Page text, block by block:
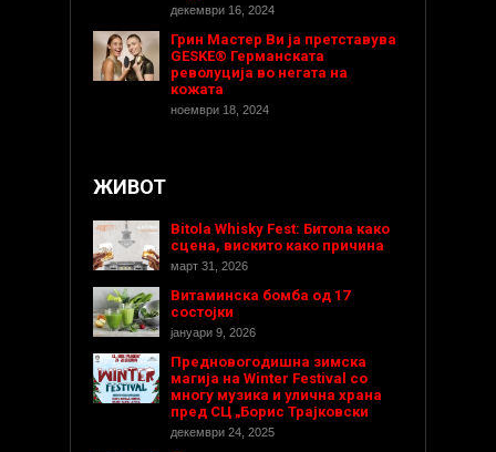
декември 16, 2024
Грин Мастер Ви ја претставува
GESKE® Германската
револуција во негата на
кожата
ноември 18, 2024
ЖИВОТ
Bitola Whisky Fest: Битола како
сцена, вискито како причина
март 31, 2026
Витаминска бомба од 17
состојки
јануари 9, 2026
Предновогодишнa зимска
магија на Winter Festival со
многу музика и улична храна
пред СЦ „Борис Трајковски
декември 24, 2025